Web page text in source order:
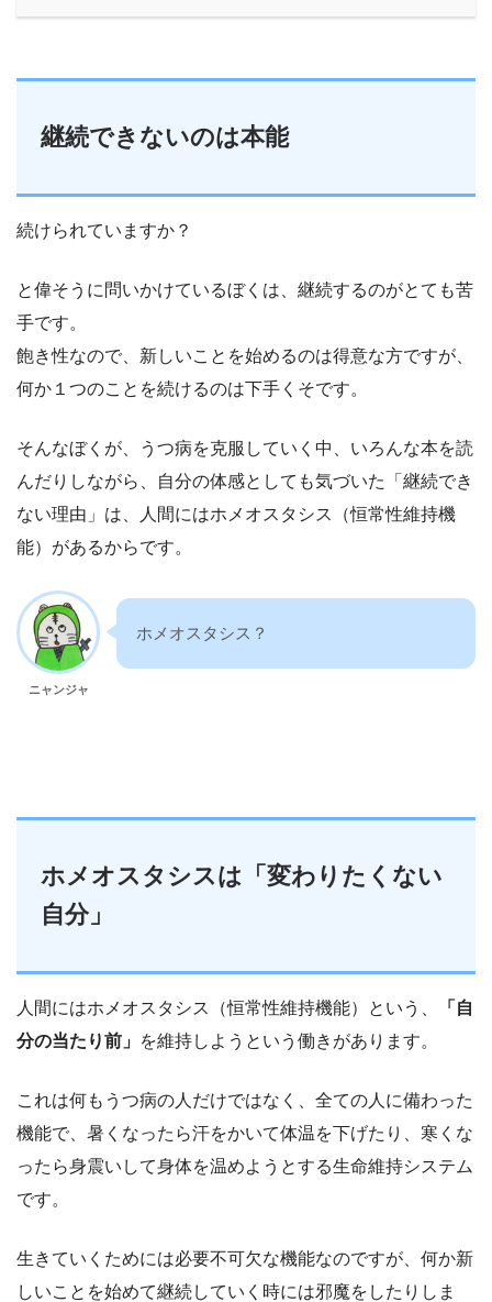
継続できないのは本能
続けられていますか？
と偉そうに問いかけているぼくは、継続するのがとても苦
手です。
飽き性なので、新しいことを始めるのは得意な方ですが、
何か１つのことを続けるのは下手くそです。
そんなぼくが、うつ病を克服していく中、いろんな本を読
んだりしながら、自分の体感としても気づいた「継続でき
ない理由」は、人間にはホメオスタシス（恒常性維持機
能）があるからです。
ニャンジャ
ホメオスタシス？
ホメオスタシスは「変わりたくない
自分」
人間にはホメオスタシス（恒常性維持機能）という、
「自
分の当たり前」 を維持しようという働きがあります。
これは何もうつ病の人だけではなく、全ての人に備わった
機能で、暑くなったら汗をかいて体温を下げたり、寒くな
ったら身震いして身体を温めようとする生命維持システム
です。
生きていくためには必要不可欠な機能なのですが、何か新
しいことを始めて継続していく時には邪魔をしたりしま